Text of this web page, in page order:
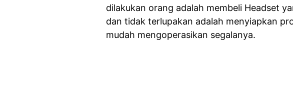
dilakukan orang adalah membeli Headset
dan tidak terlupakan adalah menyiapkan
mudah mengoperasikan segalanya.